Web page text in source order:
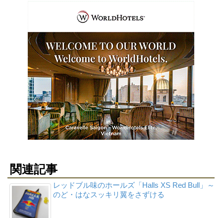
関連記事
レッドブル味のホールズ「Halls XS Red Bull」～
のど・はなスッキリ翼をさずける